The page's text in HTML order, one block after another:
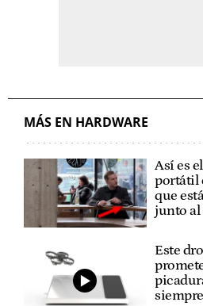
MÁS EN HARDWARE
Así es
portátil
que
junto al
Este